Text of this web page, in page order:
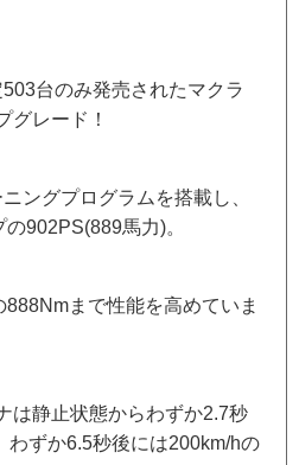
台のみ発売されたマクラ
グレード！
ングプログラムを搭載し、
902PS(889馬力)。
888Nmまで性能を高めていま
は静止状態からわずか2.7秒
わずか6.5秒後には200km/hの